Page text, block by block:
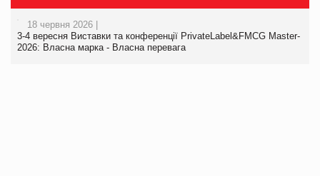
18 червня 2026 |
3-4 вересня Виставки та конференції PrivateLabel&FMCG Master-
2026: Власна марка - Власна перевага